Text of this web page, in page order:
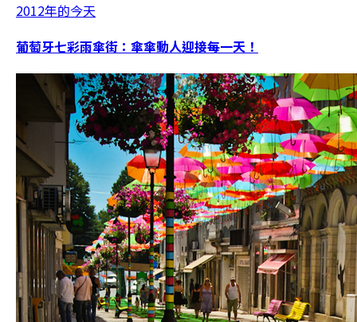
2012年的今天
葡萄牙七彩雨傘街：傘傘動人迎接每一天！